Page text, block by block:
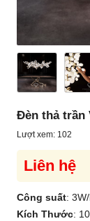
Đèn thả trần
Lượt xem: 102
Liên hệ
Công suất:
Kích Thước: